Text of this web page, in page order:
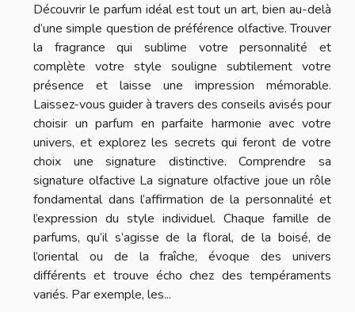
Découvrir le parfum idéal est tout un art, bien au-delà
d’une simple question de préférence olfactive. Trouver
la fragrance qui sublime votre personnalité et
complète votre style souligne subtilement votre
présence et laisse une impression mémorable.
Laissez-vous guider à travers des conseils avisés pour
choisir un parfum en parfaite harmonie avec votre
univers, et explorez les secrets qui feront de votre
choix une signature distinctive. Comprendre sa
signature olfactive La signature olfactive joue un rôle
fondamental dans l’affirmation de la personnalité et
l’expression du style individuel. Chaque famille de
parfums, qu’il s’agisse de la floral, de la boisé, de
l’oriental ou de la fraîche, évoque des univers
différents et trouve écho chez des tempéraments
variés. Par exemple, les...